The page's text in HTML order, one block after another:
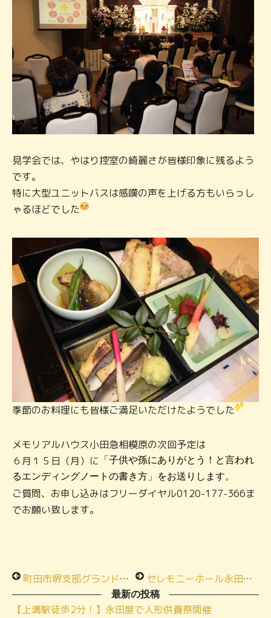
見学会では、やはり控室の綺麗さが皆様印象に残るよう
です。
特に大型ユニットバスは感嘆の声を上げる方もいらっし
ゃるほどでした
季節のお料理にも皆様ご満足いただけたようでした
メモリアルハウス小田急相模原の次回予定は
６月１５日（月）に
「子供や孫にありがとう！と言われ
るエンディングノートの書き方」をお送りします。
ご質問、お申し込みはフリーダイヤル0120-177-366ま
でお願い致します。
町田市堺支部グランドゴルフ大会に参加してきました！ セレモニーホール永田屋で『子供や孫にありがとう！と言われるエンディングノートの書き方』の教室開催！
最新の投稿
【上溝駅徒歩2分！】永田屋で人形供養祭開催